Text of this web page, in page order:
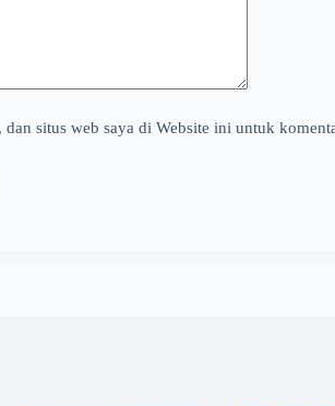
dan situs web saya di Website ini untuk